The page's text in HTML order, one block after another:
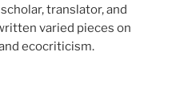
translator, and
varied pieces on
ecocriticism.